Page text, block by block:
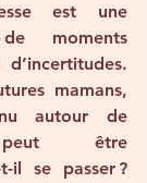
est une
moments
mamans,
autour de
peut être
il se passer ?